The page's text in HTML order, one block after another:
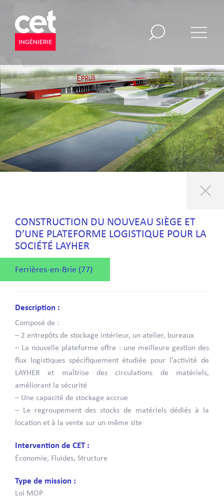
CONSTRUCTION DU NOUVEAU SIÈGE ET
D’UNE PLATEFORME LOGISTIQUE POUR LA
SOCIÉTÉ LAYHER
Ferrières-en-Brie (77)
Description :
Composé de :
– 2 entrepôts de stockage intérieur, un atelier, bureaux
– La nouvelle plateforme offre : une meilleure gestion des
flux logistiques spécifiquement étudiée pour l’activité de
LAYHER et maîtrise des circulations de matériels,
améliorant la sécurité
– Une capacité de stockage accrue
– Le regroupement des stocks de matériels dédiés à la
location et à la vente sur un même site
Intervention de CET :
Économie, Fluides, Structure
Type de mission :
Loi MOP